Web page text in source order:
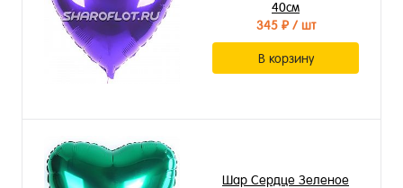
40см
345 ₽/ шт
В корзину
Шар Сердце Зеленое